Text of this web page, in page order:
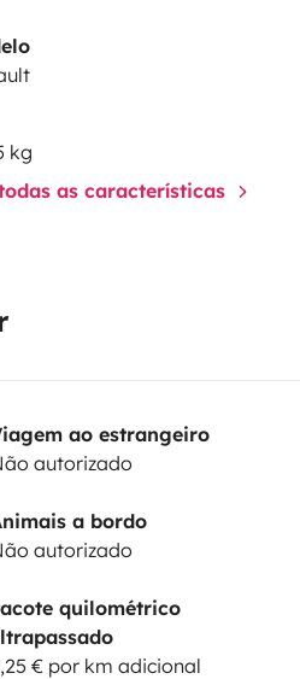
kg
as características
ao estrangeiro
autorizado
a bordo
autorizado
quilométrico
€ por km adicional